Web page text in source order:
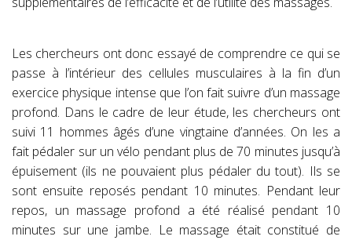
Les chercheurs ont donc essayé de comprendre ce qui se
passe à l’intérieur des cellules musculaires à la fin d’un
exercice physique intense que l’on fait suivre d’un massage
profond. Dans le cadre de leur étude, les chercheurs ont
suivi 11 hommes âgés d’une vingtaine d’années. On les a
fait pédaler sur un vélo pendant plus de 70 minutes jusqu’à
épuisement (ils ne pouvaient plus pédaler du tout). Ils se
sont ensuite reposés pendant 10 minutes. Pendant leur
repos, un massage profond a été réalisé pendant 10
minutes sur une jambe. Le massage était constitué de